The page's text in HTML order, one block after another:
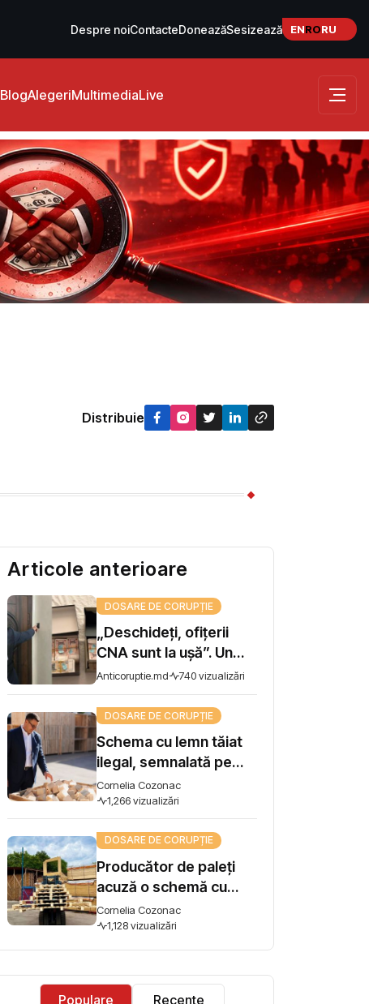
Despre noiContacteDoneazăSesizează ENRORU
BlogAlegeriMultimediaLive
Distribuie
Articole anterioare
DOSARE DE CORUPȚIE
„Deschideți, ofițerii
CNA sunt la ușă”. Un
șef de direcție la AIPA,
reținut pentru trafic de
influență
Anticoruptie.md 740 vizualizări
DOSARE DE CORUPȚIE
Schema cu lemn tăiat
ilegal, semnalată pe
Harta Corupției, ajunge
la Guvern. Premierul
Vasile Tofan: „Subiectul
se ia în lucru”
Cornelia Cozonac
1,266 vizualizări
DOSARE DE CORUPȚIE
Producător de paleți
acuză o schemă cu
lemn tăiat ilegal și cere
intervenția premierului:
"Concurez cu firme
primă din pădure tăiată
Cornelia Cozonac
1,128 vizualizări
Populare
Recente